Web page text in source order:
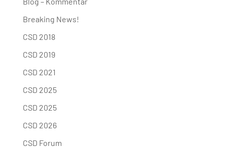
Breaking News!
CSD 2018
CSD 2019
CSD 2021
CSD 2025
CSD 2025
CSD 2026
CSD Forum